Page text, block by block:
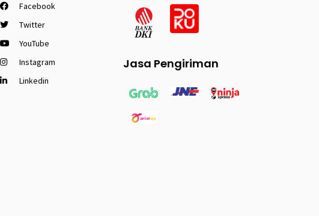
Facebook
Twitter
YouTube
Instagram
Linkedin
Jasa Pengiriman